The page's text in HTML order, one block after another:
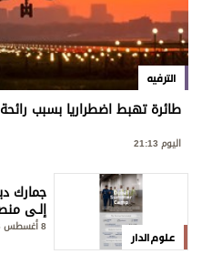
الترفيه
طائرة تهبط اضطراريا بسبب رائحة
اليوم 21:13
علوم الدار
جمارك
إلـى
8 أغسطس 2026